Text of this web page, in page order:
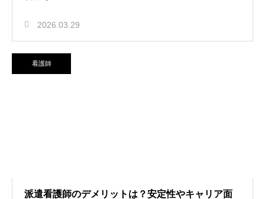
2026.03.29
看護師
派遣看護師のデメリットは？安定性やキャリア面